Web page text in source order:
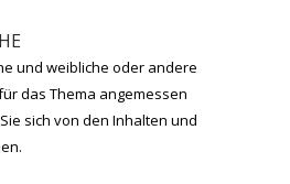
und weibliche oder andere
das Thema angemessen
sich von den Inhalten und